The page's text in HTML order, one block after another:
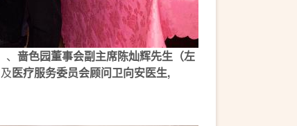
、 啬色园董事会副主席陈灿辉先生（左
及医疗服务委员会顾问卫向安医生,